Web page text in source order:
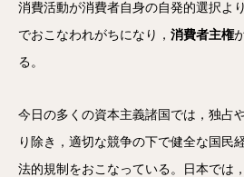
消費活動が消費者自身の自発的選択よ
でおこなわれがちになり， 消費者主権
る。
今日の多くの資本主義諸国では，独占
り除き，適切な競争の下で健全な国民
法的規制をおこなっている。日本では